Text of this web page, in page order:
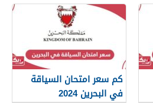
كم سعر امتحان السياقة
في البحرين 2024